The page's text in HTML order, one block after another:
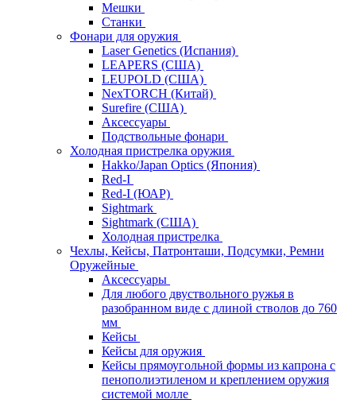
Мешки
Станки
Фонари для оружия
Laser Genetics (Испания)
LEAPERS (США)
LEUPOLD (США)
NexTORCH (Китай)
Surefire (США)
Аксессуары
Подствольные фонари
Холодная пристрелка оружия
Hakko/Japan Optics (Япония)
Red-I
Red-I (ЮАР)
Sightmark
Sightmark (США)
Холодная пристрелка
Чехлы, Кейсы, Патронташи, Подсумки, Ремни
Оружейные
Аксессуары
Для любого двуствольного ружья в
разобранном виде с длиной стволов до 760
мм
Кейсы
Кейсы для оружия
Кейсы прямоугольной формы из капрона с
пенополиэтиленом и креплением оружия
системой молле